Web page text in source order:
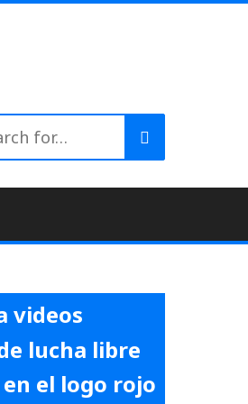
videos
de lucha libre
el logo rojo